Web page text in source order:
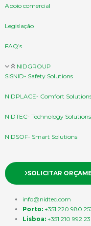
Apoio comercial
Legislação
FAQ’s
NIDGROUP
SISNID- Safety Solutions
NIDPLACE- Comfort
NIDTEC- Technology Solutions
NIDSOF- Smart Solutions
SOLICITAR
info@nidtec.com
Porto: +351 220 980
Lisboa: +351 210 992